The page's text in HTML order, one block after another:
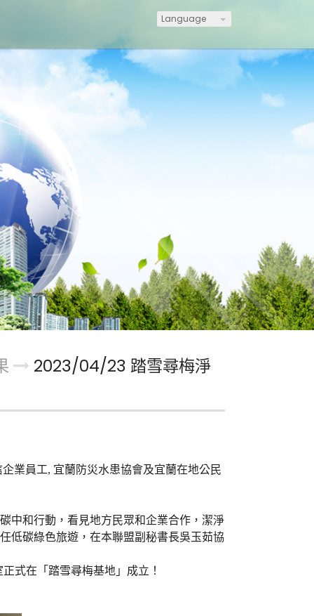
Language
2023/04/23 踏雪尋梅淨
業員工, 宜蘭防災水患協會及宜蘭在地公民
中和行動，看見地方民眾和企業合作，潔淨
低碳綠色旅遊，在本聯盟副秘書長吳玉茹協
式在「踏雪尋梅基地」成立！